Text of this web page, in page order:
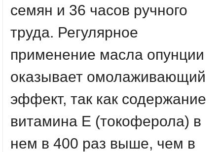
семян и 36 часов ручного
труда. Регулярное
применение масла опунции
оказывает омолаживающий
эффект, так как содержание
витамина Е (токоферола) в
нем в 400 раз выше, чем в